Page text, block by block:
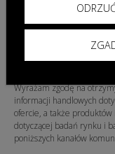
informacji dotyczących
Informacje
Poland sp. z o.o.
Wyrażam zgodę na
informacji handlowych
ofercie, a także produktów
dotyczącej badań rynku i
poniższych kanałów